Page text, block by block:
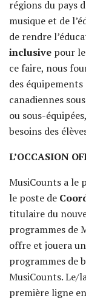
régions du pays
musique et de
de rendre
inclusive pour
ce faire, nous
des équipements
canadiennes
ou sous-
besoins des
L’OCCASION
MusiCounts a le
le poste de
titulaire du
programmes de
offre et jouera
programmes de
MusiCounts. Le/
première ligne